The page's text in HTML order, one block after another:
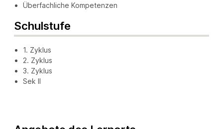
Überfachliche Kompetenzen
Schulstufe
1. Zyklus
2. Zyklus
3. Zyklus
Sek II